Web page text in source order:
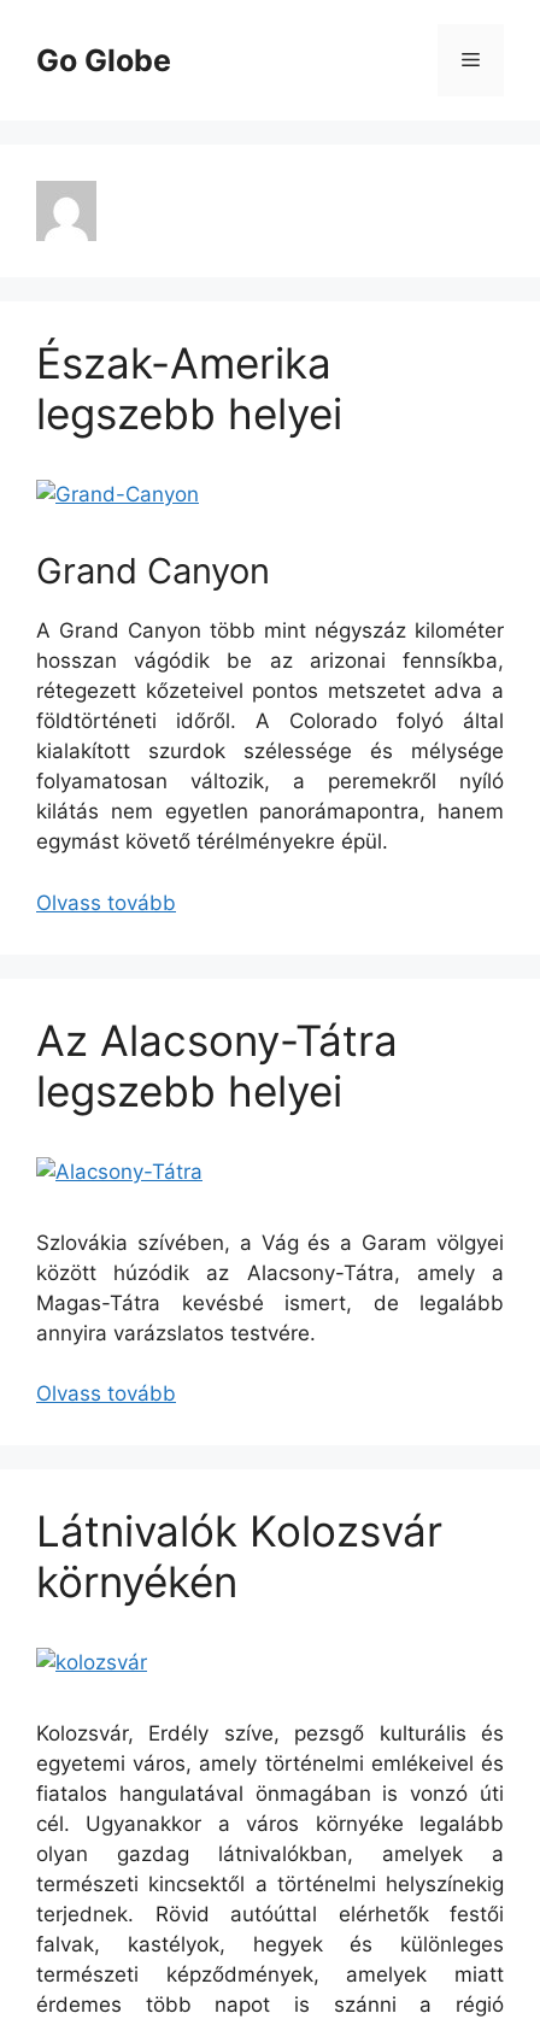
tartalomba
Go Globe Menü
Észak-Amerika
legszebb helyei
Grand Canyon
A Grand Canyon több mint négyszáz kilométer
hosszan vágódik be az arizonai fennsíkba,
rétegezett kőzeteivel pontos metszetet adva a
földtörténeti időről. A Colorado folyó által
kialakított szurdok szélessége és mélysége
folyamatosan változik, a peremekről nyíló
kilátás nem egyetlen panorámapontra, hanem
egymást követő térélményekre épül.
Olvass tovább
Az Alacsony-Tátra
legszebb helyei
Szlovákia szívében, a Vág és a Garam völgyei
között húzódik az Alacsony-Tátra, amely a
Magas-Tátra kevésbé ismert, de legalább
annyira varázslatos testvére.
Olvass tovább
Látnivalók Kolozsvár
környékén
Kolozsvár, Erdély szíve, pezsgő kulturális és
egyetemi város, amely történelmi emlékeivel és
fiatalos hangulatával önmagában is vonzó úti
cél. Ugyanakkor a város környéke legalább
olyan gazdag látnivalókban, amelyek a
természeti kincsektől a történelmi helyszínekig
terjednek. Rövid autóúttal elérhetők festői
falvak, kastélyok, hegyek és különleges
természeti képződmények, amelyek miatt
érdemes több napot is szánni a régió